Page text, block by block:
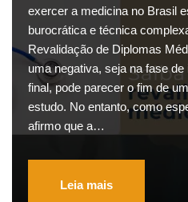
exercer a medicina no Brasil
burocrática e técnica
Revalidação de Diplomas
uma negativa, seja na fase
final, pode parecer o fim de
estudo. No entanto, como
afirmo que a…
Leia mais